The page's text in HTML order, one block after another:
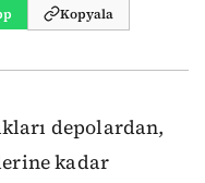
Kopyala
depolardan,
kadar